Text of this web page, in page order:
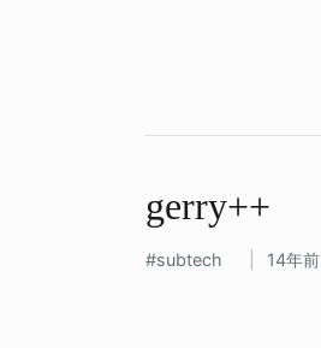
gerry++
subtech 14年前